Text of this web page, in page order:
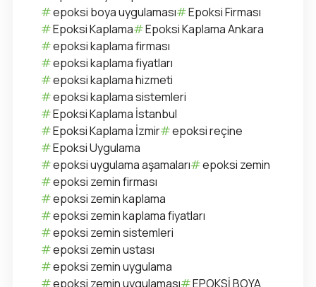
epoksi boya uygulaması
Epoksi Firması
Epoksi Kaplama
Epoksi Kaplama Ankara
epoksi kaplama firması
epoksi kaplama fiyatları
epoksi kaplama hizmeti
epoksi kaplama sistemleri
Epoksi Kaplama İstanbul
Epoksi Kaplama İzmir
epoksi reçine
Epoksi Uygulama
epoksi uygulama aşamaları
epoksi zemin
epoksi zemin firması
epoksi zemin kaplama
epoksi zemin kaplama fiyatları
epoksi zemin sistemleri
epoksi zemin ustası
epoksi zemin uygulama
epoksi zemin uygulaması
EPOKSİ BOYA